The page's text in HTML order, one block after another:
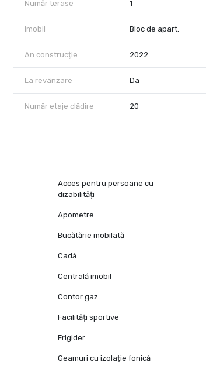
Număr terase 1
Imobil Bloc de apart.
An construcție 2022
La revânzare Da
Număr etaje clădire 20
Acces pentru persoane cu
dizabilități
Apometre
Bucătărie mobilată
Cadă
Centrală imobil
Contor gaz
Facilități sportive
Frigider
Geamuri cu izolație fonică